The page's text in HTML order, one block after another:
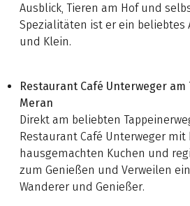
Ausblick, Tieren am Hof und
Spezialitäten ist er ein beliebtes
und Klein.
Restaurant Café Unterweger
Meran
Direkt am beliebten
Restaurant Café Unterweger mit
hausgemachten Kuchen und
zum Genießen und Verweilen
Wanderer und Genießer.